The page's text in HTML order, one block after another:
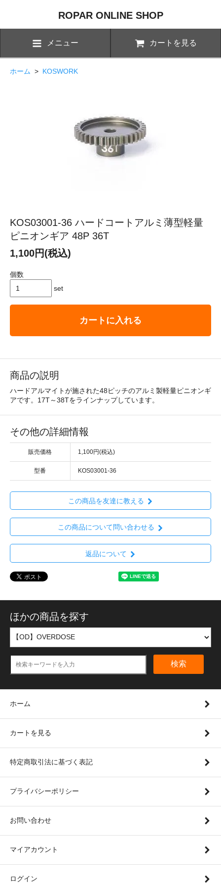
ROPAR ONLINE SHOP
メニュー カートを見る
ホーム > KOSWORK
KOS03001-36 ハードコートアルミ薄型軽量
ピニオンギア 48P 36T
1,100円(税込)
個数
set
カートに入れる
商品の説明
ハードアルマイトが施された48ピッチのアルミ製軽量ピニオンギ
アです。17T～38Tをラインナップしています。
その他の詳細情報
販売価格 1,100円(税込)
型番 KOS03001-36
この商品を友達に教える
この商品について問い合わせる
返品について
ほかの商品を探す
検索
ホーム
カートを見る
特定商取引法に基づく表記
プライバシーポリシー
お問い合わせ
マイアカウント
ログイン